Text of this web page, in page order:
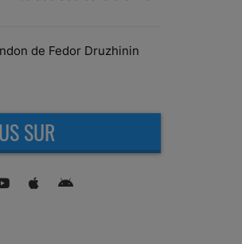
de Fedor Druzhinin
SUR